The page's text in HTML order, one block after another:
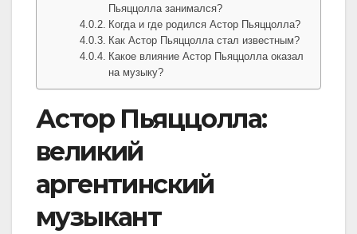
Пьяццолла занимался?
Когда и где родился Астор Пьяццолла?
Как Астор Пьяццолла стал известным?
Какое влияние Астор Пьяццолла оказал
на музыку?
Астор Пьяццолла:
великий
аргентинский
музыкант